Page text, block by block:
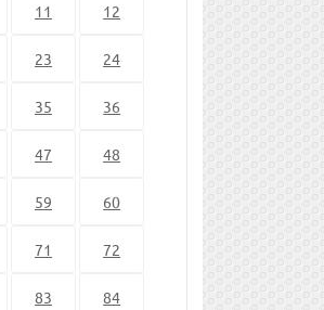
11 12
23 24
35 36
47 48
59 60
71 72
83 84